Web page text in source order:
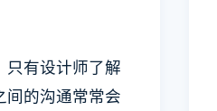
只有设计师了解
间的沟通常常会